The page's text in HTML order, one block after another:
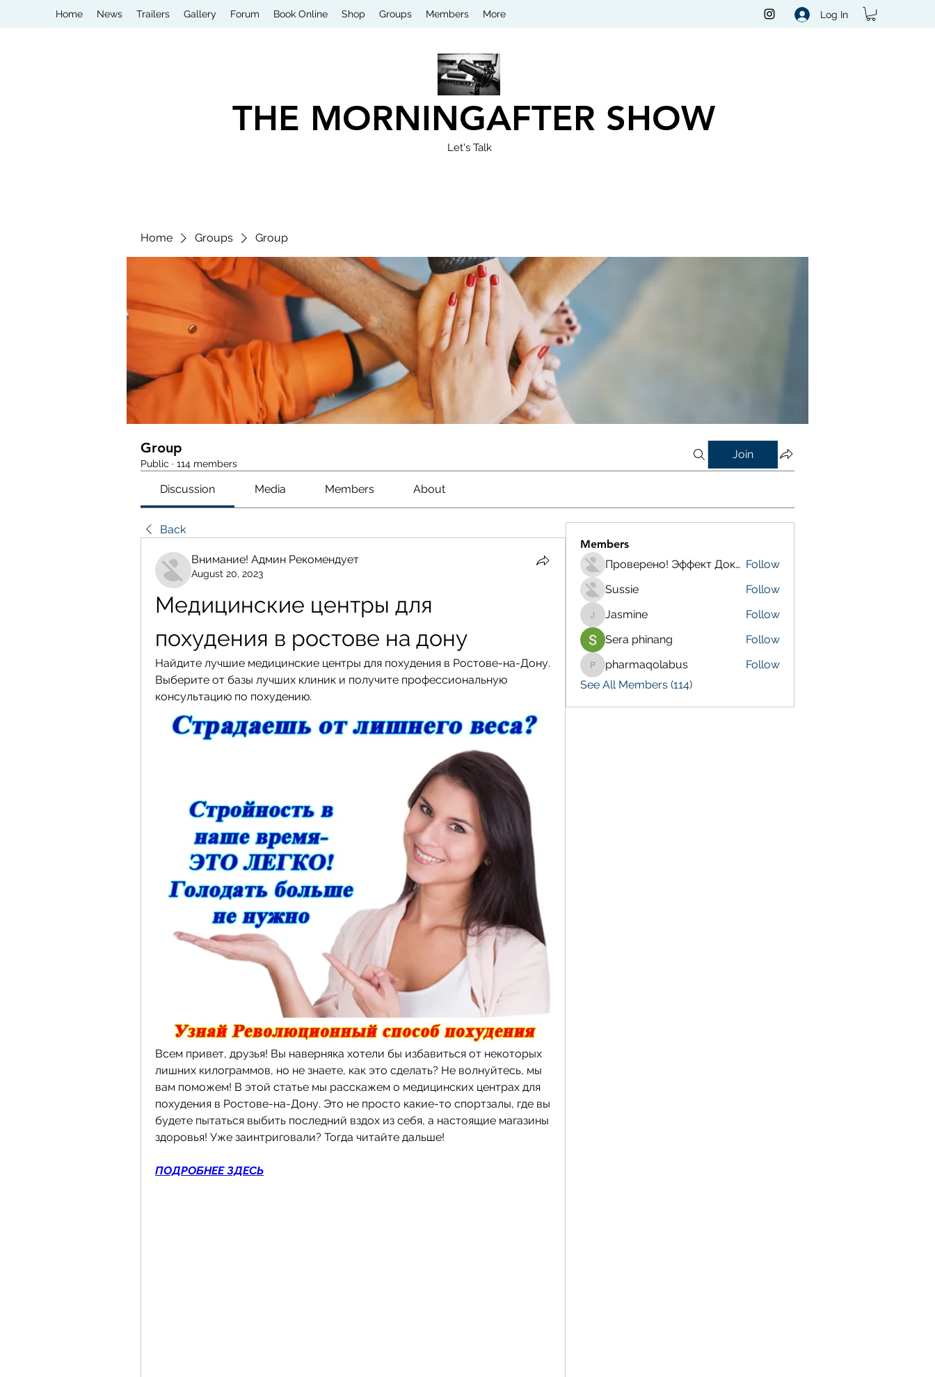
Home News Trailers Gallery Forum Book Online Shop Groups Members More Log In
THE MORNINGAFTER SHOW
Let's Talk
Home Groups Group
Group
Public · 114 members
Join
Discussion Media Members About
Back
Внимание! Админ Рекомендует
August 20, 2023
Медицинские центры для
похудения в ростове на дону
Найдите лучшие медицинские центры для похудения в Ростове-на-Дону.
Выберите от базы лучших клиник и получите профессиональную
консультацию по похудению.
Всем привет, друзья! Вы наверняка хотели бы избавиться от некоторых
лишних килограммов, но не знаете, как это сделать? Не волнуйтесь, мы
вам поможем! В этой статье мы расскажем о медицинских центрах для
похудения в Ростове-на-Дону. Это не просто какие-то спортзалы, где вы
будете пытаться выбить последний вздох из себя, а настоящие магазины
здоровья! Уже заинтриговали? Тогда читайте дальше!
ПОДРОБНЕЕ ЗДЕСЬ
Members
Проверено! Эффект Доказан Follow
Sussie
Follow
Jasmine
Jasmine
Follow
Sera phinang
Follow
pharmaqolabus
pharmaqolabus
Follow
See All Members (114)